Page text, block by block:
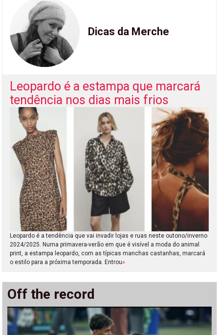
Dicas da Merche
Leopardo é a estampa que marcará
tendência nos dias mais frios
Leopardo é a tendência que vai invadir lojas e ruas neste outono/inverno
2024/2025. Numa primavera-verão em que é visível a moda do animal
print, a estampa leopardo, com as típicas manchas castanhas, marcará
o estilo para a próxima temporada. Entrou»
Off the record